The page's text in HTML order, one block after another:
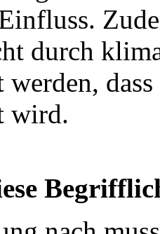
durch
werden,
wird.